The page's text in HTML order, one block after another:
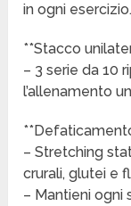
in ogni esercizio.
**Stacco
– 3 serie da 10
l’allenamento
– Stretching
crurali, glutei e
– Mantieni ogni